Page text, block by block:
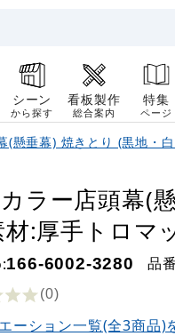
シーン
から探す
看板製作
総合案内
特集
ページ
(懸垂幕) 焼きとり (黒地・
ラー店頭幕(
材:厚手トロマ
166-6002-3280 品
(0)
ーション一覧(全3商品)